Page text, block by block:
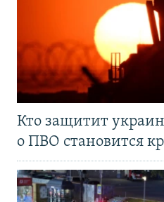
Кто защитит
о ПВО становится